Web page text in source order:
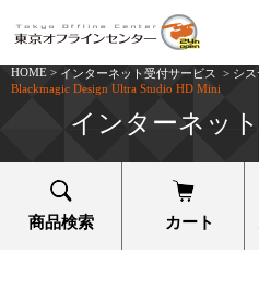
HOME > インターネット受付サービス > シ
Blackmagic Design Ultra Studio HD Mini
インターネッ
商品検索 カート